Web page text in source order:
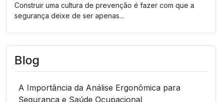
Construir uma cultura de prevenção é fazer com que a
segurança deixe de ser apenas...
Blog
A Importância da Análise Ergonômica para
Segurança e Saúde Ocupacional